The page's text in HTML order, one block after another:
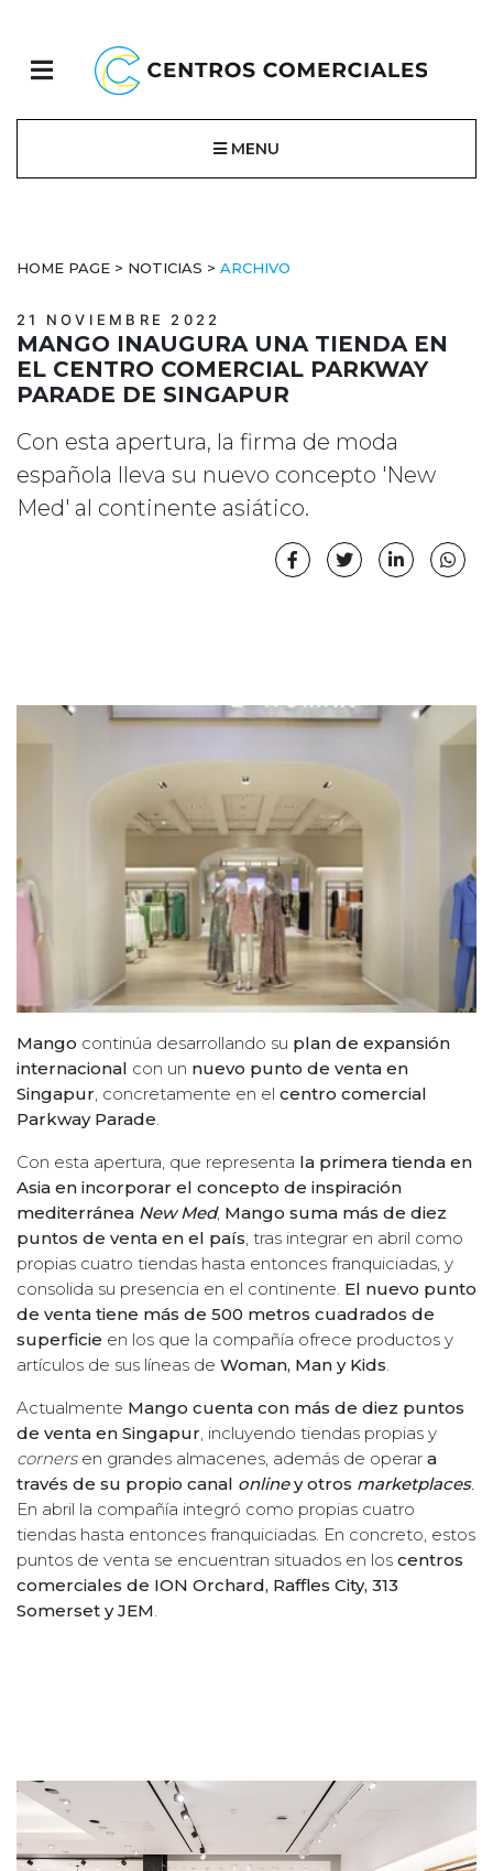
MENU
HOME PAGE > NOTICIAS > ARCHIVO
21 NOVIEMBRE 2022
MANGO INAUGURA UNA TIENDA EN
EL CENTRO COMERCIAL PARKWAY
PARADE DE SINGAPUR
Con esta apertura, la firma de moda
española lleva su nuevo concepto 'New
Med' al continente asiático.
Mango continúa desarrollando su plan de expansión
internacional con un nuevo punto de venta en
Singapur , concretamente en el centro comercial
Parkway Parade
Con esta apertura, que representa la primera tienda en
Asia en incorporar el concepto de inspiración
mediterránea New Med, Mango suma más de diez
puntos de venta en el país , tras integrar en abril como
propias cuatro tiendas hasta entonces franquiciadas, y
consolida su presencia en el continente. El nuevo punto
de venta tiene más de 500 metros cuadrados de
superficie en los que la compañía ofrece productos y
artículos de sus líneas de Woman, Man y Kids
Actualmente Mango cuenta con más de diez puntos
de venta en Singapur , incluyendo tiendas propias y
cornersen grandes almacenes, además de operar a
través de su propio canal onliney otros marketplaces.
En abril la compañía integró como propias cuatro
tiendas hasta entonces franquiciadas. En concreto, estos
puntos de venta se encuentran situados en los centros
comerciales de ION Orchard, Raffles City, 313
Somerset y JEM